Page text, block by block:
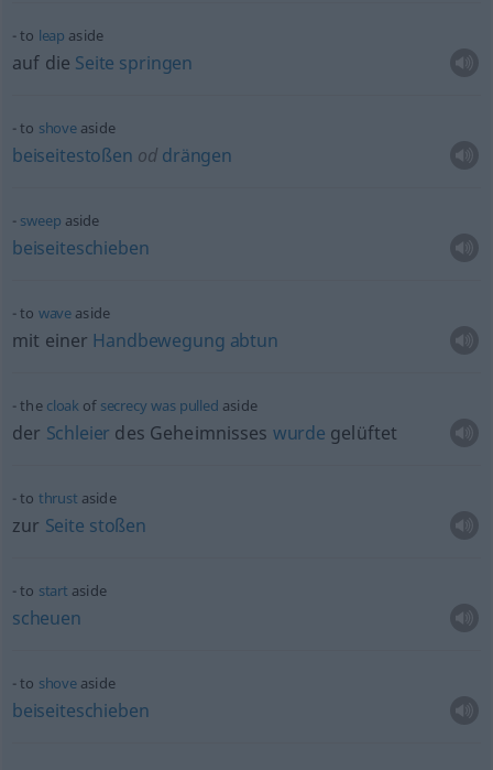
to leap aside
auf die Seite springen
to shove aside
beiseitestoßen od drängen
sweep aside
beiseiteschieben
to wave aside
mit einer Handbewegung abtun
the cloak of secrecywas pulled aside
der Schleier des Geheimnisses wurde gelüftet
to thrust aside
zur Seite stoßen
to start aside
scheuen
to shove aside
beiseiteschieben